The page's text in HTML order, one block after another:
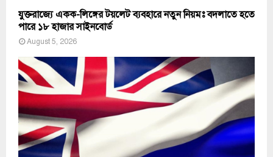
যুক্তরাজ্যে একক-লিঙ্গের টয়লেট ব্যবহারে নতুন নিয়মঃ বদলাতে হতে
পারে ১৮ হাজার সাইনবোর্ড
August 5, 2026